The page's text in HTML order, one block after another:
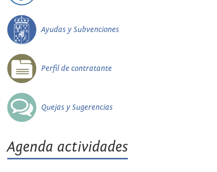
Ayudas y Subvenciones
Perfil de contratante
Quejas y Sugerencias
Agenda actividades